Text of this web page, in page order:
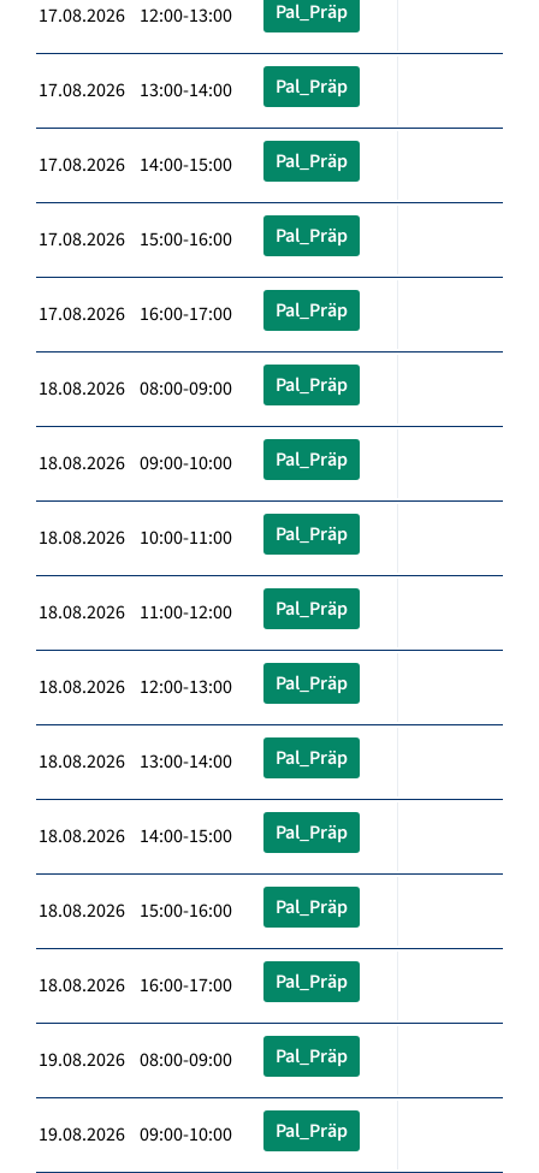
17.08.2026 12:00-13:00 Pal_Präp
17.08.2026 13:00-14:00 Pal_Präp
17.08.2026 14:00-15:00 Pal_Präp
17.08.2026 15:00-16:00 Pal_Präp
17.08.2026 16:00-17:00 Pal_Präp
18.08.2026 08:00-09:00 Pal_Präp
18.08.2026 09:00-10:00 Pal_Präp
18.08.2026 10:00-11:00 Pal_Präp
18.08.2026 11:00-12:00 Pal_Präp
18.08.2026 12:00-13:00 Pal_Präp
18.08.2026 13:00-14:00 Pal_Präp
18.08.2026 14:00-15:00 Pal_Präp
18.08.2026 15:00-16:00 Pal_Präp
18.08.2026 16:00-17:00 Pal_Präp
19.08.2026 08:00-09:00 Pal_Präp
19.08.2026 09:00-10:00 Pal_Präp